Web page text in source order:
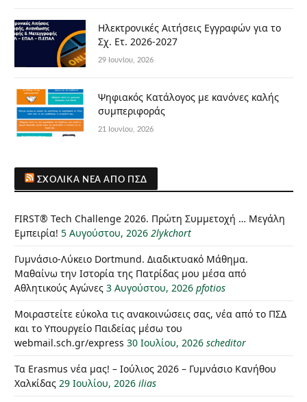
Ηλεκτρονικές Αιτήσεις Εγγραφών για το
Σχ. Ετ. 2026-2027
29 Ιουνίου, 2026
Ψηφιακός Κατάλογος με κανόνες καλής
συμπεριφοράς
21 Ιουνίου, 2026
ΣΧΟΛΙΚΆ ΝΈΑ ΑΠΌ ΠΣΔ
FIRST® Tech Challenge 2026. Πρώτη Συμμετοχή … Μεγάλη
Εμπειρία! 5 Αυγούστου, 2026 2lykchort
Γυμνάσιο-Λύκειο Dortmund. Διαδικτυακό Μάθημα.
Μαθαίνω την Ιστορία της Πατρίδας μου μέσα από
Αθλητικούς Αγώνες 3 Αυγούστου, 2026 pfotios
Μοιραστείτε εύκολα τις ανακοινώσεις σας, νέα από το ΠΣΔ
και το Υπουργείο Παιδείας μέσω του
webmail.sch.gr/express 30 Ιουλίου, 2026 scheditor
Τα Erasmus νέα μας! – Ιούλιος 2026 – Γυμνάσιο Κανήθου
Χαλκίδας 29 Ιουλίου, 2026 ilias